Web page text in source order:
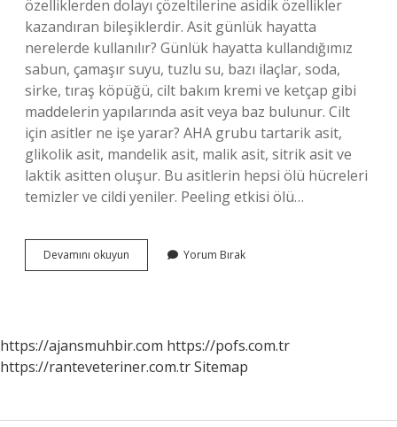
özelliklerden dolayı çözeltilerine asidik özellikler
kazandıran bileşiklerdir. Asit günlük hayatta
nerelerde kullanılır? Günlük hayatta kullandığımız
sabun, çamaşır suyu, tuzlu su, bazı ilaçlar, soda,
sirke, tıraş köpüğü, cilt bakım kremi ve ketçap gibi
maddelerin yapılarında asit veya baz bulunur. Cilt
için asitler ne işe yarar? AHA grubu tartarik asit,
glikolik asit, mandelik asit, malik asit, sitrik asit ve
laktik asitten oluşur. Bu asitlerin hepsi ölü hücreleri
temizler ve cildi yeniler. Peeling etkisi ölü…
Devamını okuyun
Nedir
Yorum Bırak
https://ajansmuhbir.com https://pofs.com.tr
https://ranteveteriner.com.trSitemap